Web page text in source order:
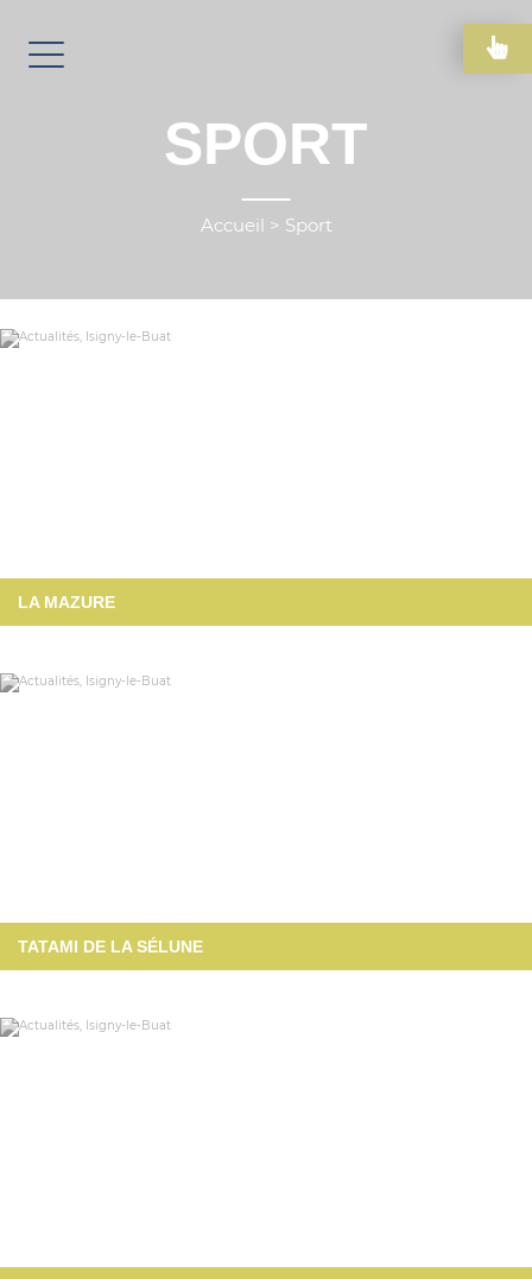
SPORT
Accueil > Sport
LA MAZURE
TATAMI DE LA SÉLUNE